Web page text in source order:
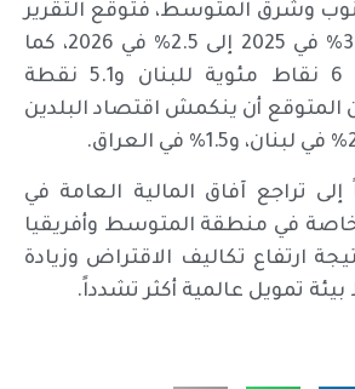
وشرق المتوسط، فتوقع التقرير
تباطؤ النمو من 3.1% في 2025 إلى 2.5% في 2026، كما
أخفض التوقعات 6 نقاط مئوية للبنان و5.1 نقطة
المتوقع أن ينكمش اقتصاد البلدين
تراجع آفاق المالية العامة في
خاصة في منطقة المتوسط وأفريقيا
ارتفاع تكاليف الاقتراض وزيادة
تمويل عالمية أكثر تشدداً.